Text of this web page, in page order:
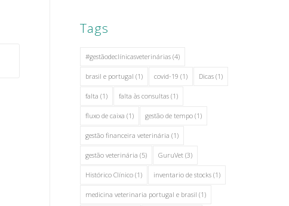
Tags
#gestãodeclínicasveterinárias(4)
brasil e portugal (1) covid-19 (1) Dicas(1)
falta (1) falta às consultas(1)
fluxo de caixa (1) gestão de tempo(1)
gestão financeira veterinária (1)
gestão veterinária (5) GuruVet(3)
Histórico Clínico(1) inventario de stocks(1)
medicina veterinaria portugal e brasil (1)